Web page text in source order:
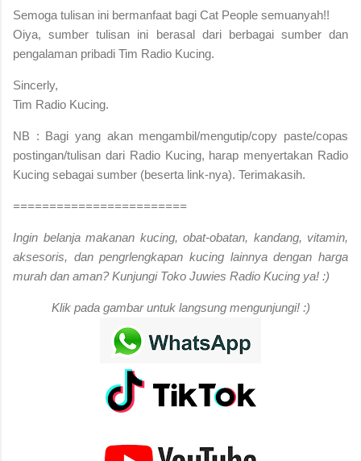
Semoga tulisan ini bermanfaat bagi Cat People semuanyah!!
Oiya, sumber tulisan ini berasal dari berbagai sumber dan
pengalaman pribadi Tim Radio Kucing.
Sincerly,
Tim Radio Kucing.
NB : Bagi yang akan mengambil/mengutip/copy paste/copas
postingan/tulisan dari Radio Kucing, harap menyertakan Radio
Kucing sebagai sumber (beserta link-nya). Terimakasih.
========================
Ingin belanja makanan kucing, obat-obatan, kandang, vitamin,
aksesoris, dan pengrlengkapan kucing lainnya dengan harga
murah dan aman? Kunjungi Toko Juwies Radio Kucing ya! :)
Klik pada gambar untuk langsung mengunjungi! :)